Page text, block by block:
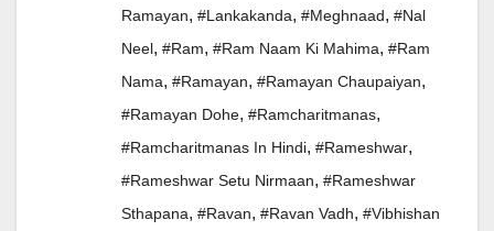
Ramayan, #Lankakanda, #meghnaad, #Nal
Neel, #ram, #ram Naam Ki Mahima, #ram
Nama, #ramayan, #Ramayan Chaupaiyan,
#Ramayan Dohe, #ramcharitmanas,
#ramcharitmanas In Hindi, #Rameshwar,
#Rameshwar Setu Nirmaan, #Rameshwar
Sthapana, #ravan, #Ravan Vadh, #Vibhishan